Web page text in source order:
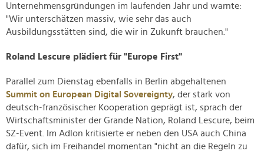
Unternehmensgründungen im laufenden Jahr und warnte:
"Wir unterschätzen massiv, wie sehr das auch
Ausbildungsstätten sind, die wir in Zukunft brauchen."
Roland Lescure plädiert für "Europe First"
Parallel zum Dienstag ebenfalls in Berlin abgehaltenen
Summit on European Digital Sovereignty, der stark von
deutsch-französischer Kooperation geprägt ist, sprach der
Wirtschaftsminister der Grande Nation, Roland Lescure, beim
SZ-Event. Im Adlon kritisierte er neben den USA auch China
dafür, sich im Freihandel momentan "nicht an die Regeln zu